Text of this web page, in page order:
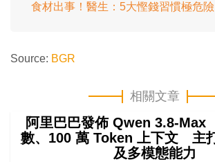
食材出事！醫生：5大慳錢習慣極危險
Source: BGR
相關文章
阿里巴巴發佈 Qwen 3.8-
數、100 萬 Token 上下文 主
及多模態能力